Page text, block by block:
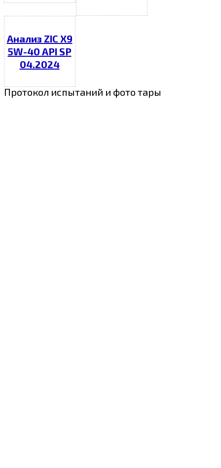
Анализ ZIC X9
5W-40 API SP
04.2024
Протокол испытаний и фото тары